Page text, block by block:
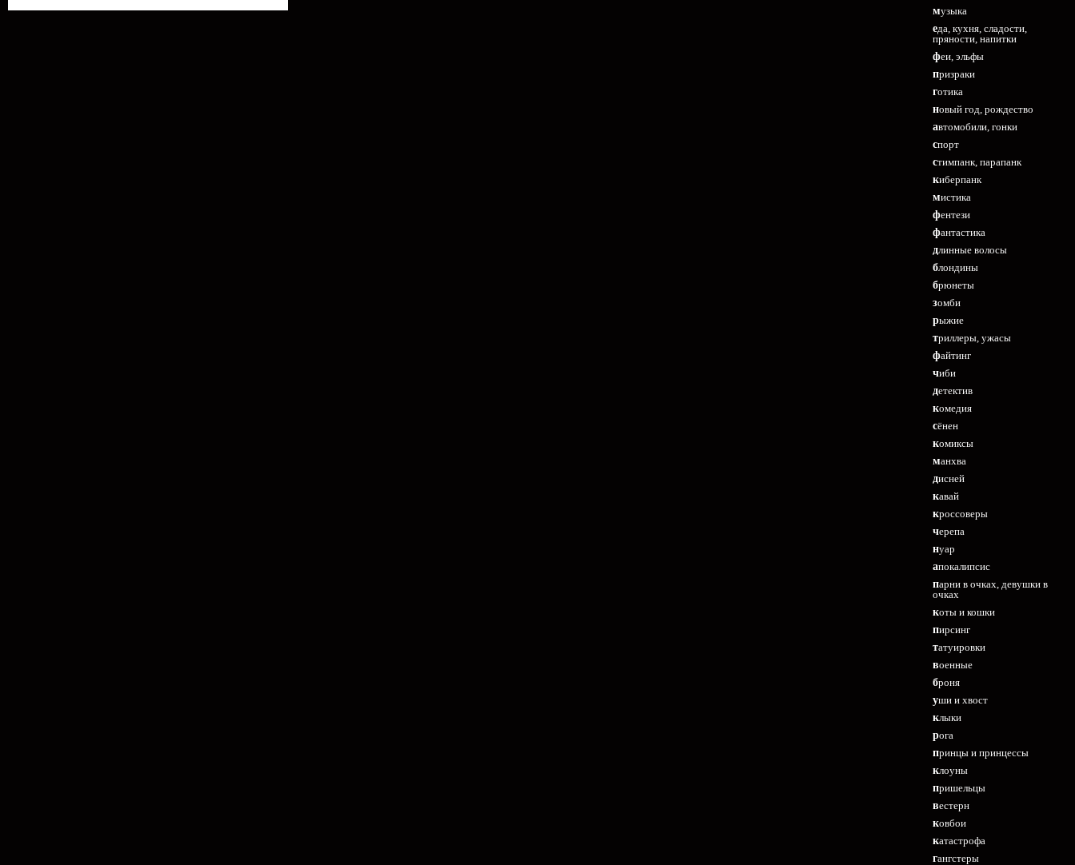
музыка
еда, кухня, сладости,
пряности, напитки
феи, эльфы
призраки
готика
новый год, рождество
автомобили, гонки
спорт
стимпанк, парапанк
киберпанк
мистика
фентези
фантастика
длинные волосы
блондины
брюнеты
зомби
рыжие
триллеры, ужасы
файтинг
чиби
детектив
комедия
сёнен
комиксы
манхва
дисней
кавай
кроссоверы
черепа
нуар
апокалипсис
парни в очках, девушки в
очках
коты и кошки
пирсинг
татуировки
военные
броня
уши и хвост
клыки
рога
принцы и принцессы
клоуны
пришельцы
вестерн
ковбои
катастрофа
гангстеры